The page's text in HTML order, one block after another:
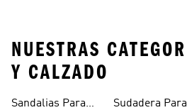
NUESTRAS
Y CALZADO
Sandalias Para
Sudadera Para